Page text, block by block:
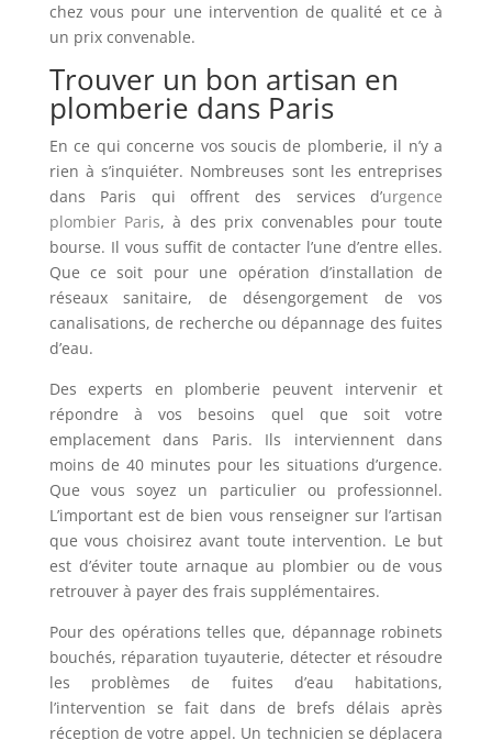
chez vous pour une intervention de qualité et ce à
un prix convenable.
Trouver un bon artisan en
plomberie dans Paris
En ce qui concerne vos soucis de plomberie, il n’y a
rien à s’inquiéter. Nombreuses sont les entreprises
dans Paris qui offrent des services d’urgence
plombier Paris, à des prix convenables pour toute
bourse. Il vous suffit de contacter l’une d’entre elles.
Que ce soit pour une opération d’installation de
réseaux sanitaire, de désengorgement de vos
canalisations, de recherche ou dépannage des fuites
d’eau.
Des experts en plomberie peuvent intervenir et
répondre à vos besoins quel que soit votre
emplacement dans Paris. Ils interviennent dans
moins de 40 minutes pour les situations d’urgence.
Que vous soyez un particulier ou professionnel.
L’important est de bien vous renseigner sur l’artisan
que vous choisirez avant toute intervention. Le but
est d’éviter toute arnaque au plombier ou de vous
retrouver à payer des frais supplémentaires.
Pour des opérations telles que, dépannage robinets
bouchés, réparation tuyauterie, détecter et résoudre
les problèmes de fuites d’eau habitations,
l’intervention se fait dans de brefs délais après
réception de votre appel. Un technicien se déplacera